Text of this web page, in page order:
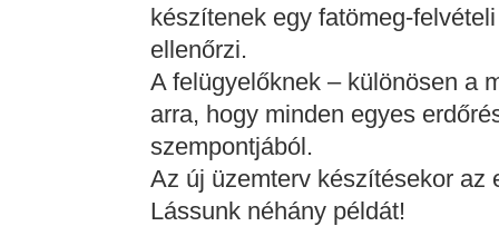
készítenek egy fatömeg-
ellenőrzi.
A felügyelőknek – különösen a
arra, hogy minden egyes
szempontjából.
Az új üzemterv készítésekor az
Lássunk néhány példát!